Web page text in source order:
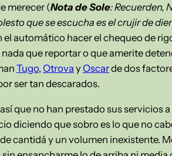
merecer (Nota de Sole: Recuerden,
que se escucha es el crujir de
el automático hacer el chequeo de
que reportar o que amerite
Tugo, Otrova yOscarde dos
ser tan descarados.
que no han prestado sus servicios
diciendo que sobro es lo que no
cantidá y un volumen inexistente.